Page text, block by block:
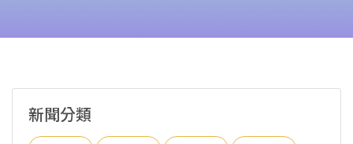
新聞分類